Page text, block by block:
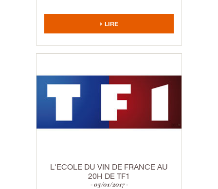
LIRE
L'ECOLE DU VIN DE FRANCE AU
20H DE TF1
05/01/2017